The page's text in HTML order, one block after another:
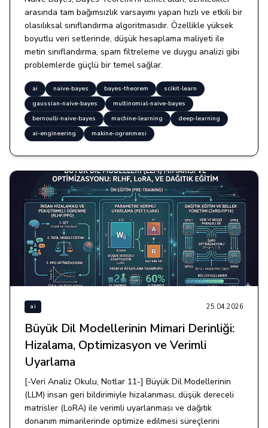
arasında tam bağımsızlık varsayımı yapan hızlı ve etkili bir
olasılıksal sınıflandırma algoritmasıdır. Özellikle yüksek
boyutlu veri setlerinde, düşük hesaplama maliyeti ile
metin sınıflandırma, spam filtreleme ve duygu analizi gibi
problemlerde güçlü bir temel sağlar.
ai naive-bayes bayes-theorem
scikit-learn
gaussian-naive-bayes
multinomial-naive-bayes
bernoulli-naive-bayes
machine-learning
deep-learning
ai-engineering
makine-ogrenmesi
ai 25.04.2026
Büyük Dil Modellerinin Mimari Derinliği:
Hizalama, Optimizasyon ve Verimli
Uyarlama
[-Veri Analiz Okulu, Notlar 11-] Büyük Dil Modellerinin
(LLM) insan geri bildirimiyle hizalanması, düşük dereceli
matrisler (LoRA) ile verimli uyarlanması ve dağıtık
donanım mimarilerinde optimize edilmesi süreçlerini